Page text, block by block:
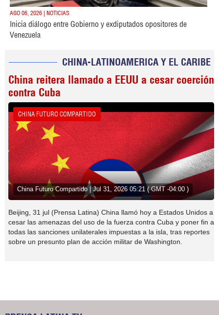
AGO 06, 2026 | NOTICIAS
Inicia diálogo entre Gobierno y exdiputados opositores de
Venezuela
CHINA-LATINOAMERICA Y EL CARIBE
China reitera llamado a EEUU a cesar coerción
contra Cuba
CHINA FUTURO COMPARTIDO
China Futuro Compartido | Jul 31, 2026 05:21 ( GMT -04:00 )
Beijing, 31 jul (Prensa Latina) China llamó hoy a Estados Unidos a
cesar las amenazas del uso de la fuerza contra Cuba y poner fin a
todas las sanciones unilaterales impuestas a la isla, tras reportes
sobre un presunto plan de acción militar de Washington.